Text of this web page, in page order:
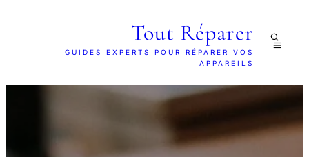
Tout Réparer
GUIDES EXPERTS POUR RÉPARER VOS
APPAREILS